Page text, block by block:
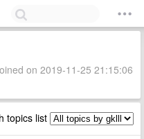
on 2019-11-25 21:15:06
topics list